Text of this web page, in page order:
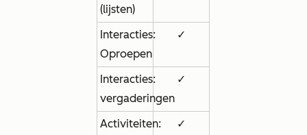
(lijsten)
Interacties:
Oproepen
✓
Interacties:
vergaderingen
✓
Activiteiten:
✓